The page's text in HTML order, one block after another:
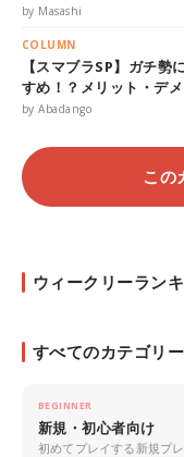
by Masashi
COLUMN
【スマブラSP】ガチ
すめ！？メリット・デ
by Abadango
この
ウィークリーラン
すべてのカテゴリー
BEGINNER
新規・初心者向け
初めてプレイする新規プ